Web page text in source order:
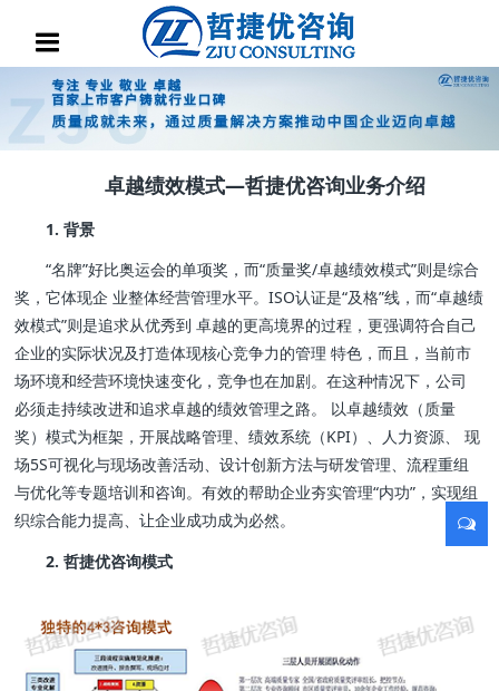
卓越绩效模式—哲捷优咨询业务介绍
1. 背景
“名牌”好比奥运会的单项奖，而“质量奖/卓越绩效模式”则是综合
奖，它体现企 业整体经营管理水平。ISO认证是“及格”线，而“卓越绩
效模式”则是追求从优秀到 卓越的更高境界的过程，更强调符合自己
企业的实际状况及打造体现核心竞争力的管理 特色，而且，当前市
场环境和经营环境快速变化，竞争也在加剧。在这种情况下，公司
必须走持续改进和追求卓越的绩效管理之路。 以卓越绩效（质量
奖）模式为框架，开展战略管理、绩效系统（KPI）、人力资源、 现
场5S可视化与现场改善活动、设计创新方法与研发管理、流程重组
与优化等专题培训和咨询。有效的帮助企业夯实管理“内功”，实现组
织综合能力提高、让企业成功成为必然。
2. 哲捷优咨询模式